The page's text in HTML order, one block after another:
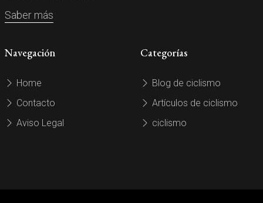
Saber más
Navegación
Home
Contacto
Aviso Legal
Categorías
Blog de ciclismo
Artículos de ciclismo
ciclismo